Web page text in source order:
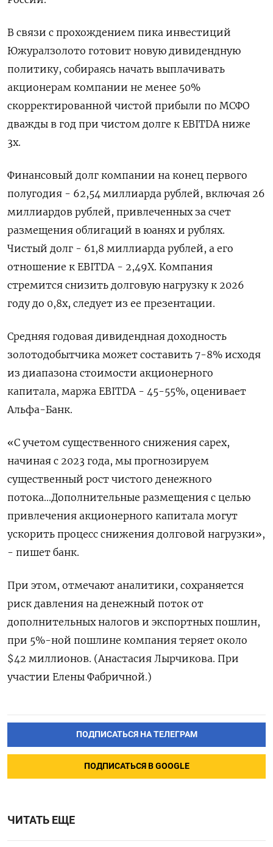
В связи с прохождением пика инвестиций
Южуралзолото готовит новую дивидендную
политику, собираясь начать выплачивать
акционерам компании не менее 50%
скорректированной чистой прибыли по МСФО
дважды в год при чистом долге к EBITDA ниже
3х.
Финансовый долг компании на конец первого
полугодия - 62,54 миллиарда рублей, включая 26
миллиардов рублей, привлеченных за счет
размещения облигаций в юанях и рублях.
Чистый долг - 61,8 миллиарда рублей, а его
отношение к EBITDA - 2,49Х. Компания
стремится снизить долговую нагрузку к 2026
году до 0,8х, следует из ее презентации.
Средняя годовая дивидендная доходность
золотодобытчика может составить 7-8% исходя
из диапазона стоимости акционерного
капитала, маржа EBITDA - 45-55%, оценивает
Альфа-Банк.
«С учетом существенного снижения capex,
начиная с 2023 года, мы прогнозируем
существенный рост чистого денежного
потока...Дополнительные размещения с целью
привлечения акционерного капитала могут
ускорить процесс снижения долговой нагрузки»,
- пишет банк.
При этом, отмечают аналитики, сохраняется
риск давления на денежный поток от
дополнительных налогов и экспортных пошлин,
при 5%-ной пошлине компания теряет около
$42 миллионов. (Анастасия Лырчикова. При
участии Елены Фабричной.)
ПОДПИСАТЬСЯ НА ТЕЛЕГРАМ
ПОДПИСАТЬСЯ В GOOGLE
ЧИТАТЬ ЕЩЕ